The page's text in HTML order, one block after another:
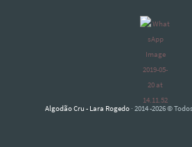
Algodão Cru - Lara Rogedo · 2014 -2026 ©